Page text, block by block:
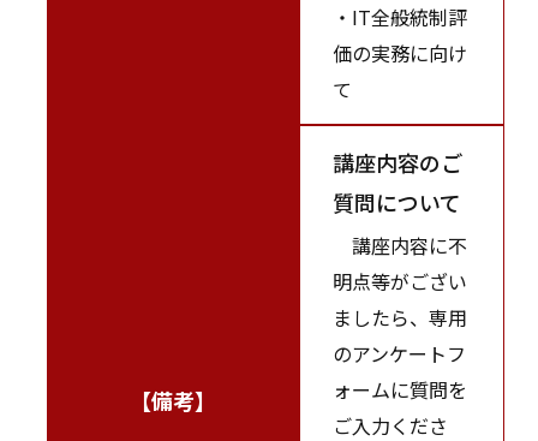
・IT全般統制評
価の実務に向け
て
【備考】
講座内容のご
質問について
講座内容に不
明点等がござい
ましたら、専用
のアンケートフ
ォームに質問を
ご入力くださ